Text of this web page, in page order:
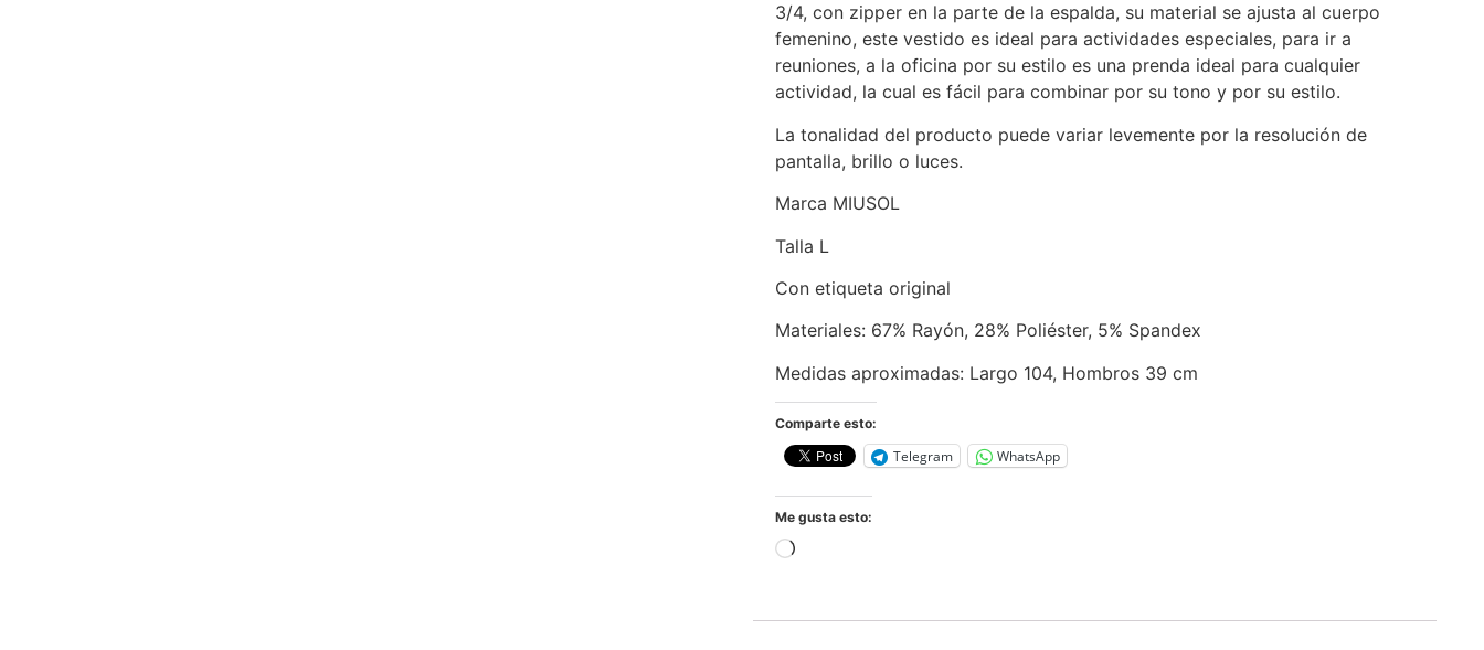
3/4, con zipper en la parte de la espalda, su material se ajusta al cuerpo
femenino, este vestido es ideal para actividades especiales, para ir a
reuniones, a la oficina por su estilo es una prenda ideal para cualquier
actividad, la cual es fácil para combinar por su tono y por su estilo.
La tonalidad del producto puede variar levemente por la resolución de
pantalla, brillo o luces.
Marca MIUSOL
Talla L
Con etiqueta original
Materiales: 67% Rayón, 28% Poliéster, 5% Spandex
Medidas aproximadas: Largo 104, Hombros 39 cm
Comparte esto:
Telegram WhatsApp
Me gusta esto: